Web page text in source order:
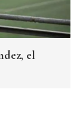
el